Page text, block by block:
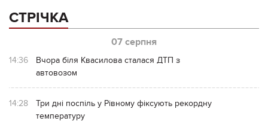
СТРІЧКА
07 серпня
14:36
Вчора біля Квасилова сталася ДТП з
автовозом
14:28
Три дні поспіль у Рівному фіксують рекордну
температуру